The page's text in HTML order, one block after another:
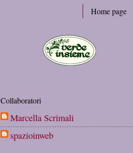
Home page
Collaboratori
Marcella Scrimali
spazioinweb